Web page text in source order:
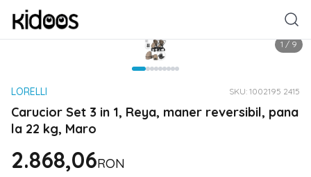
1 / 9
LORELLI SKU: 1002195 2415
Carucior Set 3 in 1, Reya, maner reversibil, pana
la 22 kg, Maro
2.868,06RON